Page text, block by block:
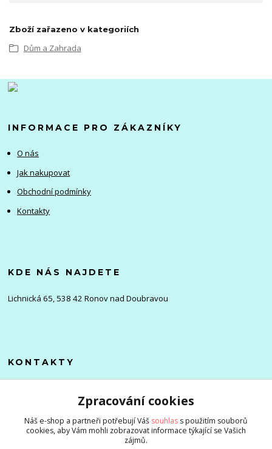
Zboží zařazeno v kategoriích
Dům a Zahrada
INFORMACE PRO ZÁKAZNÍKY
O nás
Jak nakupovat
Obchodní podmínky
Kontakty
KDE NÁS NAJDETE
Lichnická 65, 538 42 Ronov nad Doubravou
KONTAKTY
+420 705 976 386
info@zlevnenizbozi.cz
Zpracování cookies
Náš e-shop a partneři potřebují Váš souhlas s použitím souborů
cookies, aby Vám mohli zobrazovat informace týkající se Vašich
zájmů.